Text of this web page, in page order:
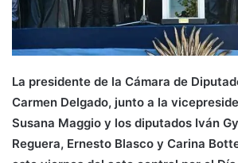
La presidente de la Cámara de
Carmen Delgado, junto a la
Susana Maggio y los diputados Iván
Reguera, Ernesto Blasco y Carina